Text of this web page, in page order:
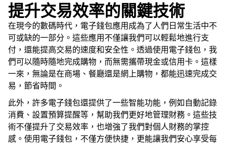
提升交易效率的關鍵技術
在現今的數碼時代，電子錢包應用成為了人們日常生活中不
可或缺的一部分。這些應用不僅讓我們可以輕鬆地進行支
付，還能提高交易的速度和安全性。透過使用電子錢包，我
們可以隨時隨地完成購物，而無需攜帶現金或信用卡。這樣
一來，無論是在商場、餐廳還是網上購物，都能迅速完成交
易，節省時間。
此外，許多電子錢包還提供了一些智能功能，例如自動記錄
消費、設置預算提醒等，幫助我們更好地管理財務。這些技
術不僅提升了交易效率，也增強了我們對個人財務的掌控
感。使用電子錢包，不僅方便快捷，更能讓我們安心享受每